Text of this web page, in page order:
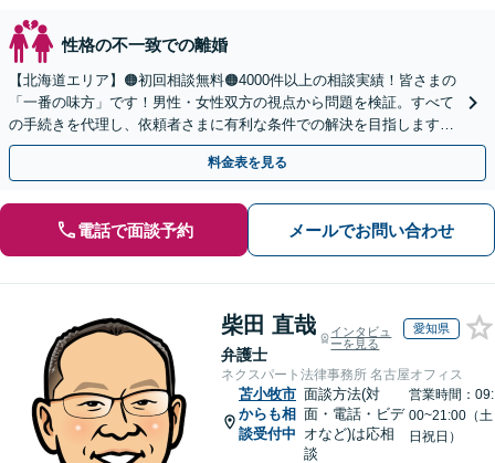
性格の不一致での離婚
【北海道エリア】🟠初回相談無料🟠4000件以上の相談実績！皆さまの
「一番の味方」です！男性・女性双方の視点から問題を検証。すべて
の手続きを代理し、依頼者さまに有利な条件での解決を目指します
【夜間相談・WEB面談可】【完全個室・秘密厳守】
料金表を見る
電話で面談予約 メールでお問い合わせ
柴田 直哉
弁護士
インタビュ
ーを見る
愛知県
ネクスパート法律事務所 名古屋オフィス
苫小牧市
からも相
談受付中
面談方法(対
面・電話・ビデ
オなど)は応相
談
営業時間：09:
00~21:00（土
日祝日）